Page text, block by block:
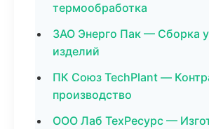
термообработка
ЗАО Энерго Пак — Сборка
изделий
ПК Союз TechPlant —
производство
ООО Лаб ТехРесурс —